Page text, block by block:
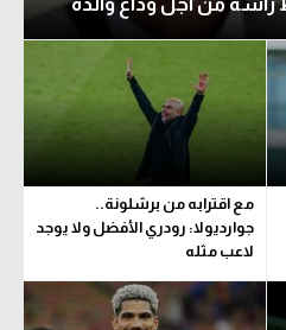
من أجل وداع والده
مع اقترابه من برشلونة..
جوارديولا: رودري الأفضل ولا يوجد
لاعب مثله